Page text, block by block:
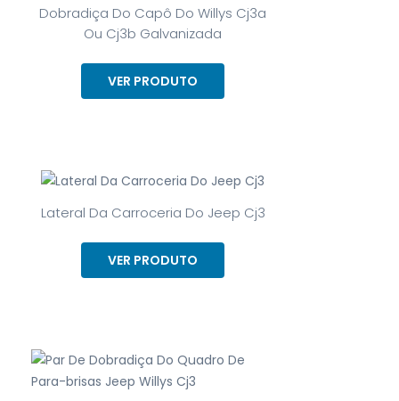
Dobradiça Do Capô Do Willys Cj3a
Ou Cj3b Galvanizada
VER PRODUTO
Lateral Da Carroceria Do Jeep Cj3
VER PRODUTO